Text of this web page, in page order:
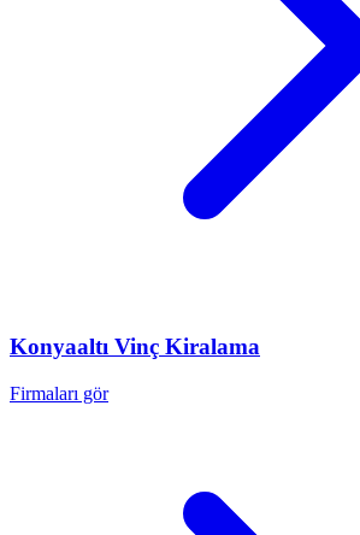
Konyaaltı Vinç Kiralama
Firmaları gör